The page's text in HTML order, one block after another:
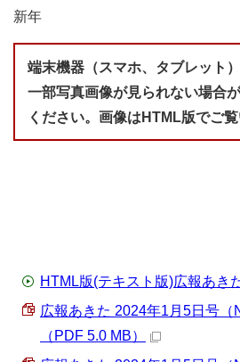
新年
端末機器（スマホ、タブレット
一部写真画像が見られない場合
ください。画像はHTML版でご覧
HTML版(テキスト版)広報あき
広報あきた 2024年1月5日号（
（PDF 5.0 MB）